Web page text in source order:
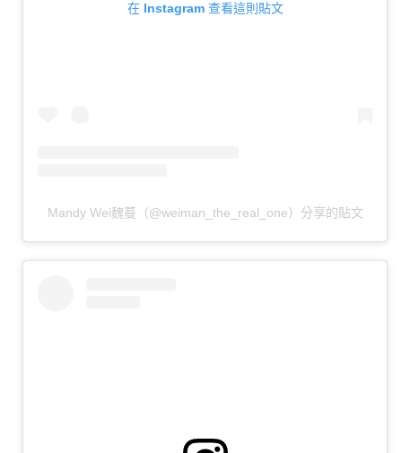
在 Instagram 查看這則貼文
Mandy Wei魏蔓（@weiman_the_real_one）分享的貼文